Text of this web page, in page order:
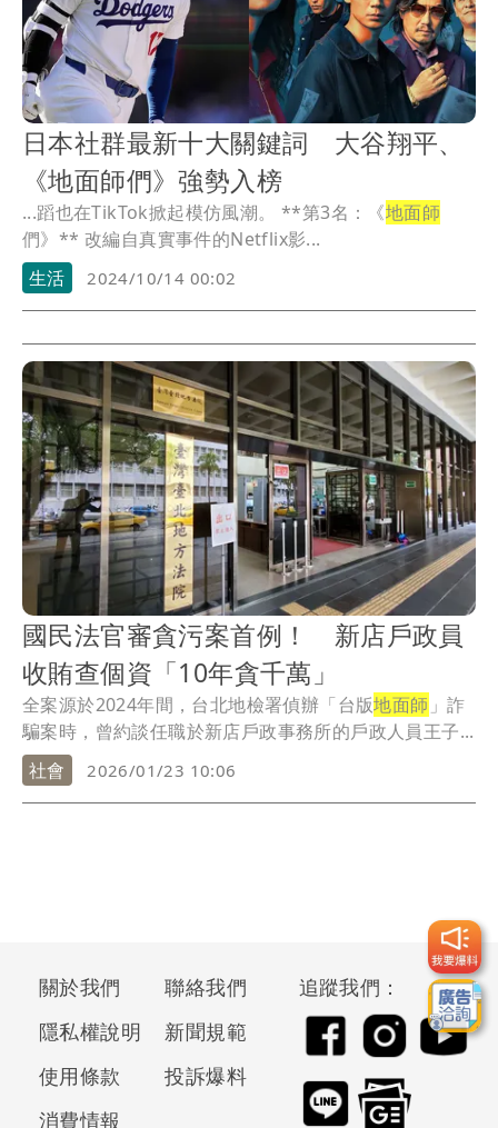
日本社群最新十大關鍵詞 大谷翔平、
《地面師們》強勢入榜
...蹈也在TikTok掀起模仿風潮。 **第3名：《地面師
們》** 改編自真實事件的Netflix影...
生活
2024/10/14 00:02
國民法官審貪污案首例！ 新店戶政員
收賄查個資「10年貪千萬」
全案源於2024年間，台北地檢署偵辦「台版地面師 」詐
騙案時，曾約談任職於新店戶政事務所的戶政人員王子...
社會
2026/01/23 10:06
關於我們
聯絡我們
隱私權說明
新聞規範
使用條款
投訴爆料
消費情報
追蹤我們：